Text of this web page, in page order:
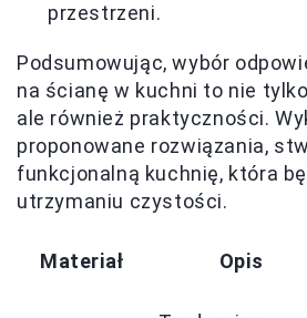
przestrzeni.
Podsumowując, wybór
na ścianę w kuchni to nie
ale również praktyczności.
proponowane rozwiązania,
funkcjonalną kuchnię, która
utrzymaniu czystości.
Materiał Opis